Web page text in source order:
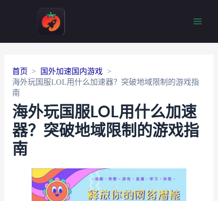
首页
国外加速国内游戏
海外玩国服LOL用什么加速器？突破地域限制的游戏指
南
海外玩国服LOL用什么加速
器？突破地域限制的游戏指
南